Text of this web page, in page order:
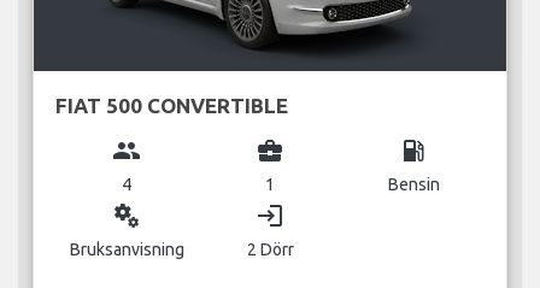
FIAT 500 CONVERTIBLE
group
4
business_center
1
local_gas_station
Bensin
miscellaneous_services
Bruksanvisning
login
2 Dörr